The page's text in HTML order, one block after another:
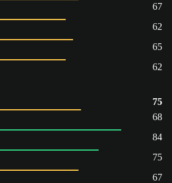
67
62
65
62
75
68
84
75
67